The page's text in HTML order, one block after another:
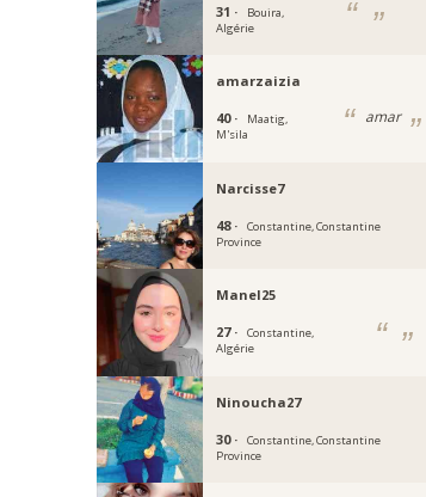
31 ·
Bouira,
Algérie
amarzaizia
40 ·
Maatig,
M'sila
amar
Narcisse7
48 ·
Constantine, Constantine
Province
Manel25
27 ·
Constantine,
Algérie
Ninoucha27
30 ·
Constantine, Constantine
Province